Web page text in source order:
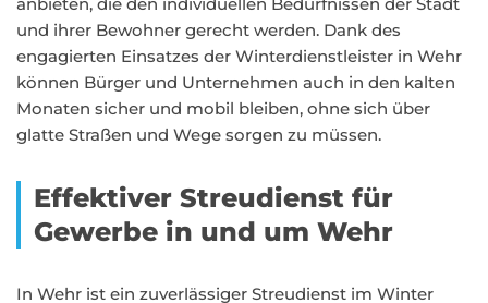
und ihrer Bewohner gerecht werden. Dank des
engagierten Einsatzes der Winterdienstleister in Wehr
können Bürger und Unternehmen auch in den kalten
Monaten sicher und mobil bleiben, ohne sich über
glatte Straßen und Wege sorgen zu müssen.
Effektiver Streudienst für
Gewerbe in und um Wehr
In Wehr ist ein zuverlässiger Streudienst im Winter